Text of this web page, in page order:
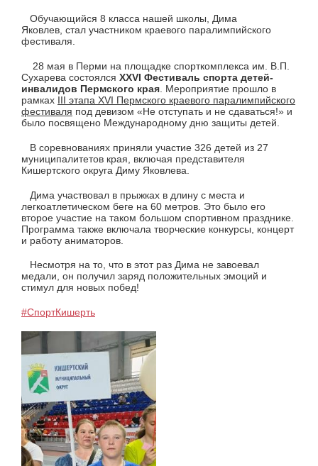
Обучающийся 8 класса нашей школы, Дима
Яковлев, стал участником краевого паралимпийского
фестиваля.
28 мая в Перми на площадке спорткомплекса им. В.П.
Сухарева состоялся XXVI Фестиваль спорта детей-
инвалидов Пермского края . Мероприятие прошло в
рамках III этапа XVI Пермского краевого паралимпийского
фестиваля под девизом «Не отступать и не сдаваться!» и
было посвящено Международному дню защиты детей.
В соревнованиях приняли участие 326 детей из 27
муниципалитетов края, включая представителя
Кишертского округа Диму Яковлева.
Дима участвовал в прыжках в длину с места и
легкоатлетическом беге на 60 метров. Это было его
второе участие на таком большом спортивном празднике.
Программа также включала творческие конкурсы, концерт
и работу аниматоров.
Несмотря на то, что в этот раз Дима не завоевал
медали, он получил заряд положительных эмоций и
стимул для новых побед!
#СпортКишерть